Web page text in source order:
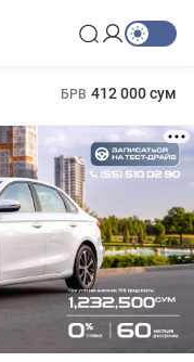
БРВ 412 000 сум